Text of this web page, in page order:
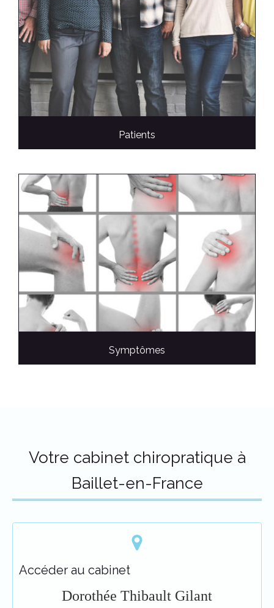
Patients
Symptômes
Votre cabinet chiropratique à
Baillet-en-France
Accéder au cabinet
Dorothée Thibault Gilant